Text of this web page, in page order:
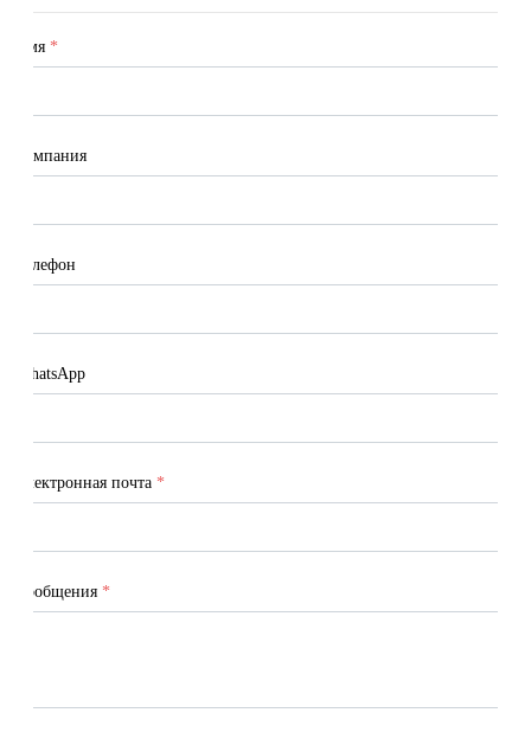
Имя *
Компания
Телефон
WhatsApp
Электронная почта *
Сообщения *